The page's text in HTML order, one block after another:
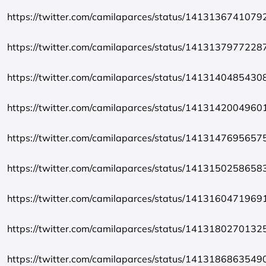
https://twitter.com/camilaparces/status/
https://twitter.com/camilaparces/status/
https://twitter.com/camilaparces/status/
https://twitter.com/camilaparces/status/
https://twitter.com/camilaparces/status/
https://twitter.com/camilaparces/status/
https://twitter.com/camilaparces/status/
https://twitter.com/camilaparces/status/
https://twitter.com/camilaparces/status/